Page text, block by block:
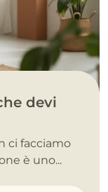
devi
ci facciamo
è uno...